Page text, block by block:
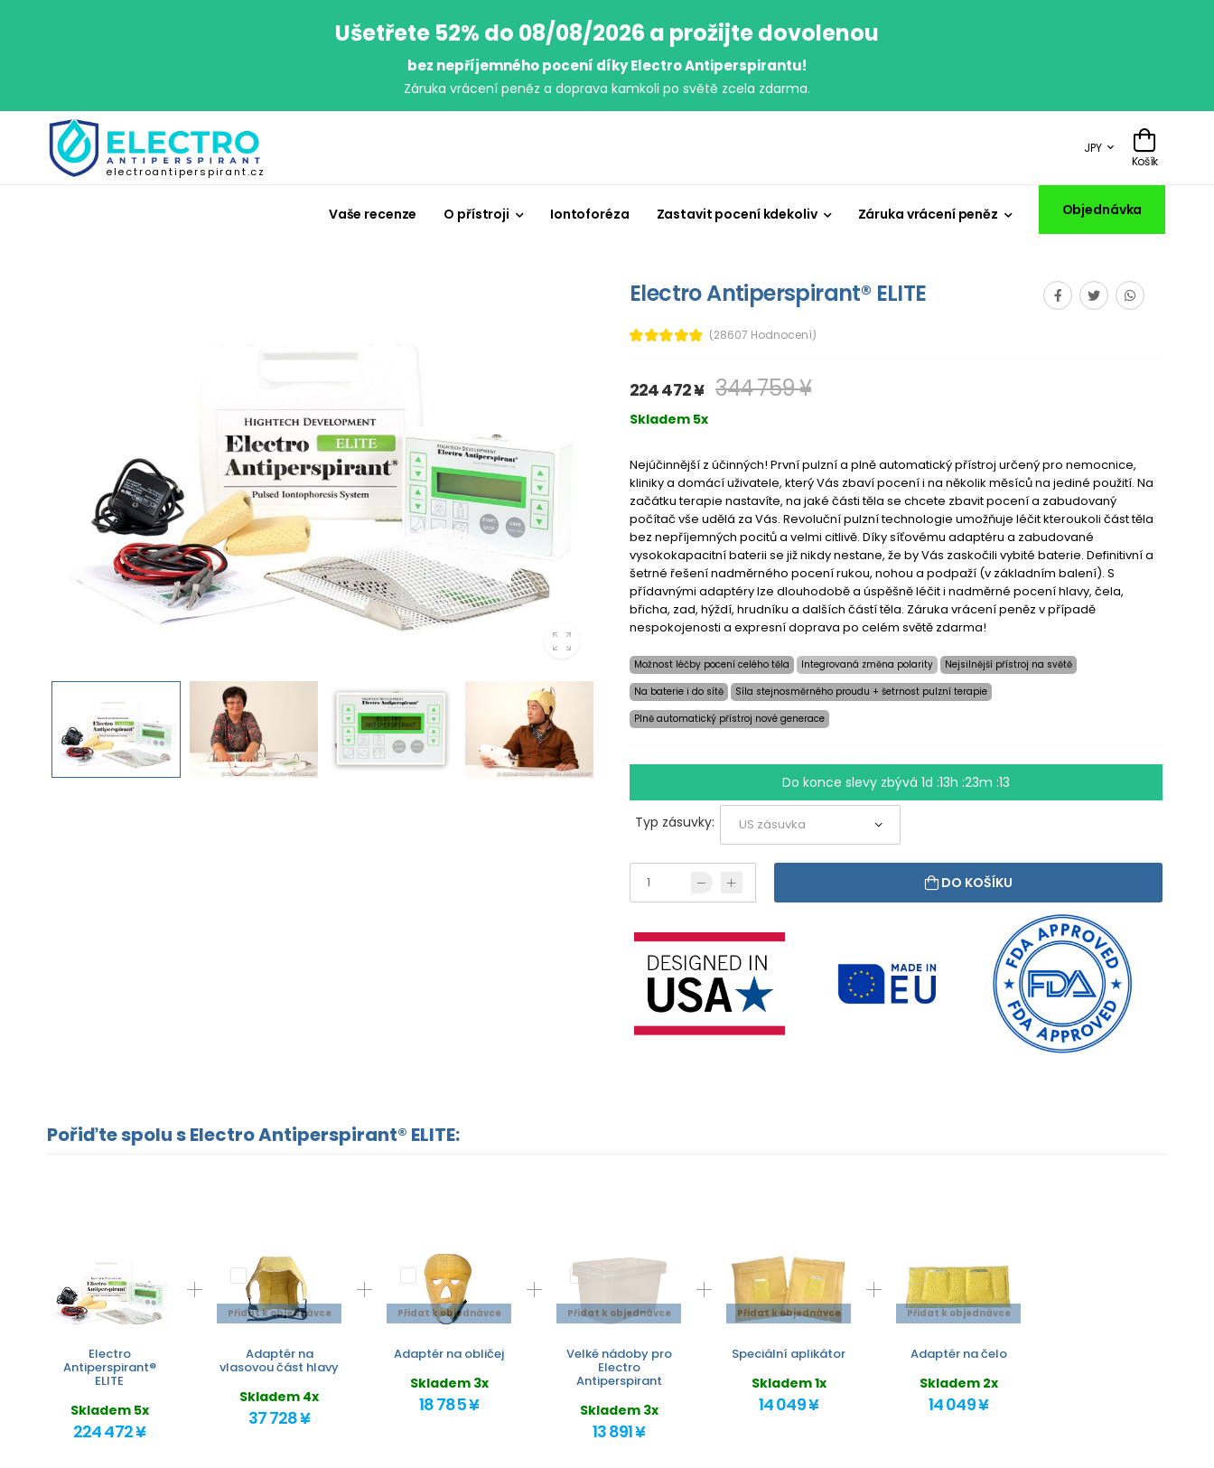
Ušetřete 52% do 08/08/2026 a prožijte dovolenou
bez nepříjemného pocení díky Electro Antiperspirantu!
Záruka vrácení peněz a doprava kamkoli po světě zcela zdarma.
electroantiperspirant.cz
JPY
Košík
Vaše recenze O přístroji Iontoforéza Zastavit pocení kdekoliv Záruka vrácení peněz Objednávka
Electro Antiperspirant® ELITE
(28607 Hodnocení)
224 472 ¥ 344 759 ¥
Skladem 5x
Nejúčinnější z účinných! První pulzní a plně automatický přístroj určený pro nemocnice,
kliniky a domácí uživatele, který Vás zbaví pocení i na několik měsíců na jediné použití. Na
začátku terapie nastavíte, na jaké části těla se chcete zbavit pocení a zabudovaný
počítač vše udělá za Vás. Revoluční pulzní technologie umožňuje léčit kteroukoli část těla
bez nepříjemných pocitů a velmi citlivě. Díky síťovému adaptéru a zabudované
vysokokapacitní baterii se již nikdy nestane, že by Vás zaskočili vybité baterie. Definitivní a
šetrné řešení nadměrného pocení rukou, nohou a podpaží (v základním balení). S
přídavnými adaptéry lze dlouhodobě a úspěšně léčit i nadměrné pocení hlavy, čela,
břicha, zad, hýždí, hrudníku a dalších částí těla. Záruka vrácení peněz v případě
nespokojenosti a expresní doprava po celém světě zdarma!
Možnost léčby pocení celého těla Integrovaná změna polarity
Nejsilnější přístroj na světě
Na baterie i do sítě
Síla stejnosměrného proudu + šetrnost pulzní terapie
Plně automatický přístroj nové generace
Do konce slevy zbývá 1d :13h :23m :13
Typ zásuvky:
DO KOŠÍKU
Pořiďte spolu s Electro Antiperspirant® ELITE:
Electro
Antiperspirant®
ELITE
Skladem 5x
224 472 ¥
Přidat k objednávce
Adaptér na
vlasovou část hlavy
Skladem 4x
37 728 ¥
Přidat k objednávce
Adaptér na obličej
Skladem 3x
18 785 ¥
Přidat k objednávce
Velké nádoby pro
Electro
Antiperspirant
Skladem 3x
13 891 ¥
Přidat k objednávce
Speciální aplikátor
Skladem 1x
14 049 ¥
Přidat k objednávce
Adaptér na čelo
Skladem 2x
14 049 ¥